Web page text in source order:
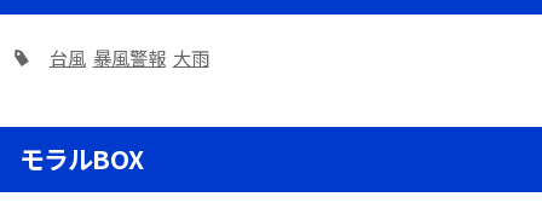
台風 暴風警報 大雨
モラルBOX